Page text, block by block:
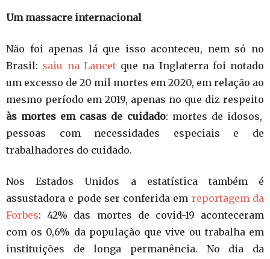
Um massacre internacional
Não foi apenas lá que isso aconteceu, nem só no
Brasil: saiu na Lancetque na Inglaterra foi notado
um excesso de 20 mil mortes em 2020, em relação ao
mesmo período em 2019, apenas no que diz respeito
às mortes em casas de cuidado: mortes de idosos,
pessoas com necessidades especiais e de
trabalhadores do cuidado.
Nos Estados Unidos a estatística também é
assustadora e pode ser conferida em reportagem da
Forbes: 42% das mortes de covid-19 aconteceram
com os 0,6% da população que vive ou trabalha em
instituições de longa permanência. No dia da